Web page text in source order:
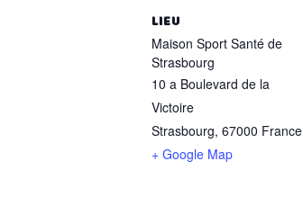
LIEU
Maison Sport Santé de
Strasbourg
10 a Boulevard de la
Victoire
Strasbourg, 67000 France
+ Google Map